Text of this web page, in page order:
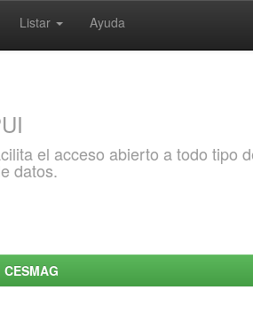
Listar Ayuda
el acceso abierto a todo tipo
datos.